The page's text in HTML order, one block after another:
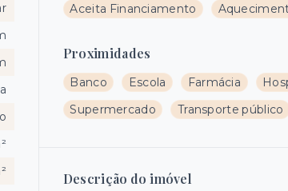
Aceita Financiamento
Proximidades
Banco Escola Farmácia
Supermercado
Transporte público
Descrição do imóvel